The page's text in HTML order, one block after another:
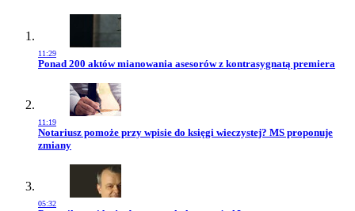
11:29
Przejdź do artykułu:
Ponad 200 aktów mianowania asesorów z kontrasygnatą premiera
11:19
Przejdź do artykułu:
Notariusz pomoże przy wpisie do księgi wieczystej? MS proponuje
zmiany
05:32